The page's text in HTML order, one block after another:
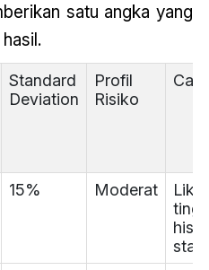
satu angka yang
Standard
Deviation
Profil
Risiko
15% Moderat